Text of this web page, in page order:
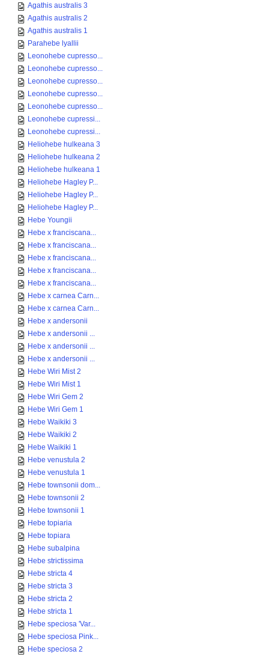
Agathis australis 3
Agathis australis 2
Agathis australis 1
Parahebe lyallii
Leonohebe cupresso...
Leonohebe cupresso...
Leonohebe cupresso...
Leonohebe cupresso...
Leonohebe cupresso...
Leonohebe cupressi...
Leonohebe cupressi...
Heliohebe hulkeana 3
Heliohebe hulkeana 2
Heliohebe hulkeana 1
Heliohebe Hagley P...
Heliohebe Hagley P...
Heliohebe Hagley P...
Hebe Youngii
Hebe x franciscana...
Hebe x franciscana...
Hebe x franciscana...
Hebe x franciscana...
Hebe x franciscana...
Hebe x carnea Carn...
Hebe x carnea Carn...
Hebe x andersonii
Hebe x andersonii ...
Hebe x andersonii ...
Hebe x andersonii ...
Hebe Wiri Mist 2
Hebe Wiri Mist 1
Hebe Wiri Gem 2
Hebe Wiri Gem 1
Hebe Waikiki 3
Hebe Waikiki 2
Hebe Waikiki 1
Hebe venustula 2
Hebe venustula 1
Hebe townsonii dom...
Hebe townsonii 2
Hebe townsonii 1
Hebe topiaria
Hebe topiara
Hebe subalpina
Hebe strictissima
Hebe stricta 4
Hebe stricta 3
Hebe stricta 2
Hebe stricta 1
Hebe speciosa 'Var...
Hebe speciosa Pink...
Hebe speciosa 2